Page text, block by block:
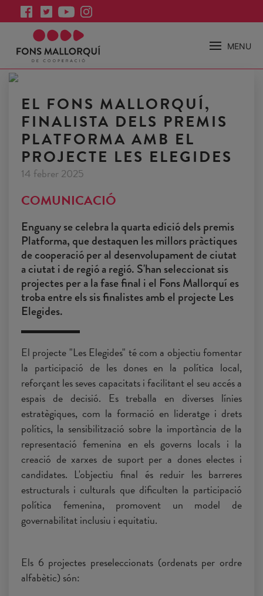
MENU
EL FONS MALLORQUÍ,
FINALISTA DELS PREMIS
PLATFORMA AMB EL
PROJECTE LES ELEGIDES
14 febrer 2025
COMUNICACIÓ
Enguany se celebra la quarta edició dels premis
Platforma, que destaquen les millors pràctiques
de cooperació per al desenvolupament de ciutat
a ciutat i de regió a regió. S'han seleccionat sis
projectes per a la fase final i el Fons Mallorquí es
troba entre els sis finalistes amb el projecte Les
Elegides.
El projecte "Les Elegides" té com a objectiu fomentar
la participació de les dones en la política local,
reforçant les seves capacitats i facilitant el seu accés a
espais de decisió. Es treballa en diverses línies
estratègiques, com la formació en lideratge i drets
polítics, la sensibilització sobre la importància de la
representació femenina en els governs locals i la
creació de xarxes de suport per a dones electes i
candidates. L'objectiu final és reduir les barreres
estructurals i culturals que dificulten la participació
política femenina, promovent un model de
governabilitat inclusiu i equitatiu.
Els 6 projectes preseleccionats (ordenats per ordre
alfabètic) són: